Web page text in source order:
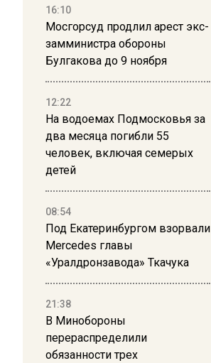
16:10
Мосгорсуд продлил арест экс-
замминистра обороны
Булгакова до 9 ноября
12:22
На водоемах Подмосковья за
два месяца погибли 55
человек, включая семерых
детей
08:54
Под Екатеринбургом взорвали
Mercedes главы
«Уралдронзавода» Ткачука
21:38
В Минобороны
перераспределили
обязанности трех